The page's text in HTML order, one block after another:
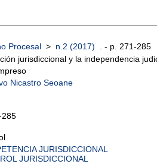
Procesal > n.2 (2017)
. - p. 271-285
jurisdiccional y la independencia
Nicastro Seoane
285
JURISDICCIONAL
JURISDICCIONAL